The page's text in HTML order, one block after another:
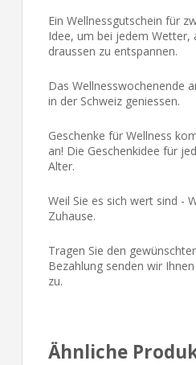
Ein Wellnessgutschein für
Idee, um bei jedem Wetter,
draussen zu entspannen.
Das Wellnesswochenende
in der Schweiz geniessen.
Geschenke für Wellness
an! Die Geschenkidee für
Alter.
Weil Sie es sich wert sind -
Zuhause.
Tragen Sie den
Bezahlung senden wir
zu.
Ähnliche